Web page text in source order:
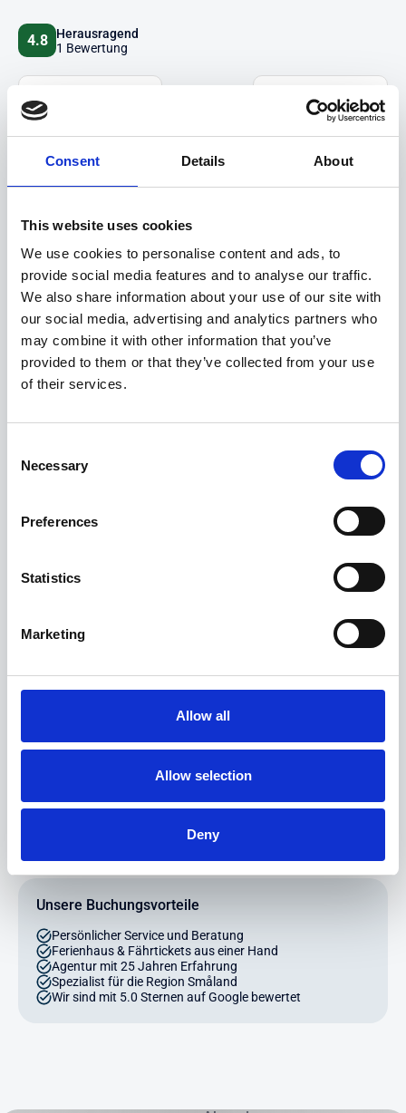
Consent Details About
This website uses cookies
We use cookies to personalise content and ads, to
provide social media features and to analyse our traffic.
We also share information about your use of our site with
our social media, advertising and analytics partners who
may combine it with other information that you’ve
provided to them or that they’ve collected from your use
of their services.
Selection
Necessary
Preferences
Statistics
Marketing
Allow all
Allow selection
Deny
4.8
Herausragend
1 Bewertung
Beschreibung
Hinweise
Saisonzeiten & Preise
1 Bewertung
Verfügbarkeit oder Buchung? Wir helfen Ihnen
gerne!
Unsere Buchungsvorteile
Persönlicher Service und Beratung
Ferienhaus & Fährtickets aus einer Hand
Agentur mit 25 Jahren Erfahrung
Spezialist für die Region Småland
Wir sind mit 5.0 Sternen auf Google bewertet